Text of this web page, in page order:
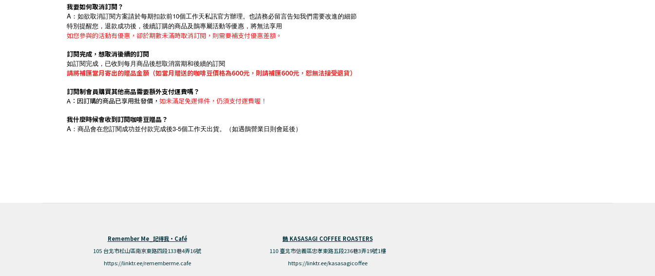
我要如何取消訂閱？
A：如欲取消訂閱方案請於每期扣款前10個工作天私訊官方辦理。也請務必留言告知我們需要改進的細節
特別提醒您，退款成功後，後續訂購的商品及鵲專屬活動等優惠，將無法享用
如您參與的活動有優惠，卻於期數未滿時取消訂閱，則需要補支付優惠差額。
訂閱完成，想取消後續的訂閱
如訂閱完成，已收到每月商品後想取消當期和後續的訂閱
請將補匯當月寄出的贈品金額（如當月贈送的咖啡豆價格為600元，則請補匯600元，恕無法接受退貨）
訂閱制會員購買其他商品需要額外支付運費嗎？
A：因訂購的商品已享用批發價， 如未滿足免運條件，仍須支付運費喔！
我什麼時候會收到訂閱咖啡豆贈品？
A ：商品會在您訂閱成功並付款完成後3-5個工作天出貨。（如遇鵲營業日則會延後）
Remember Me_記得我·Café
105 台北市松山區南京東路四段133巷4弄16號
https://linktr.ee/rememberme.cafe
鵲 KASASAGI COFFEE ROASTERS
110 臺北市信義區忠孝東路五段236巷3弄19號1樓
https://linktr.ee/kasasagicoffee